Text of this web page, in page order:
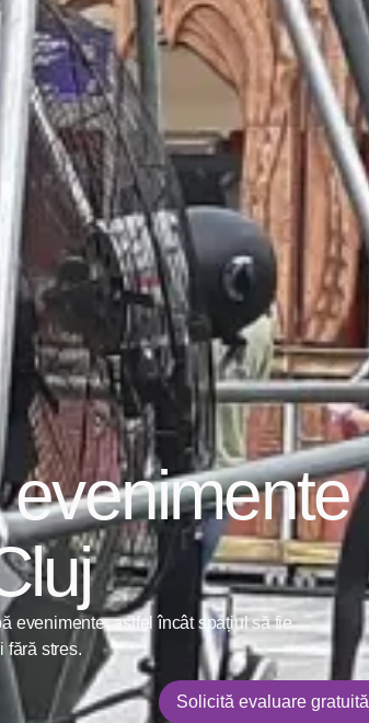
evenimente, astfel încât spațiul să fie
fără stres.
Solicită evaluare gratuită